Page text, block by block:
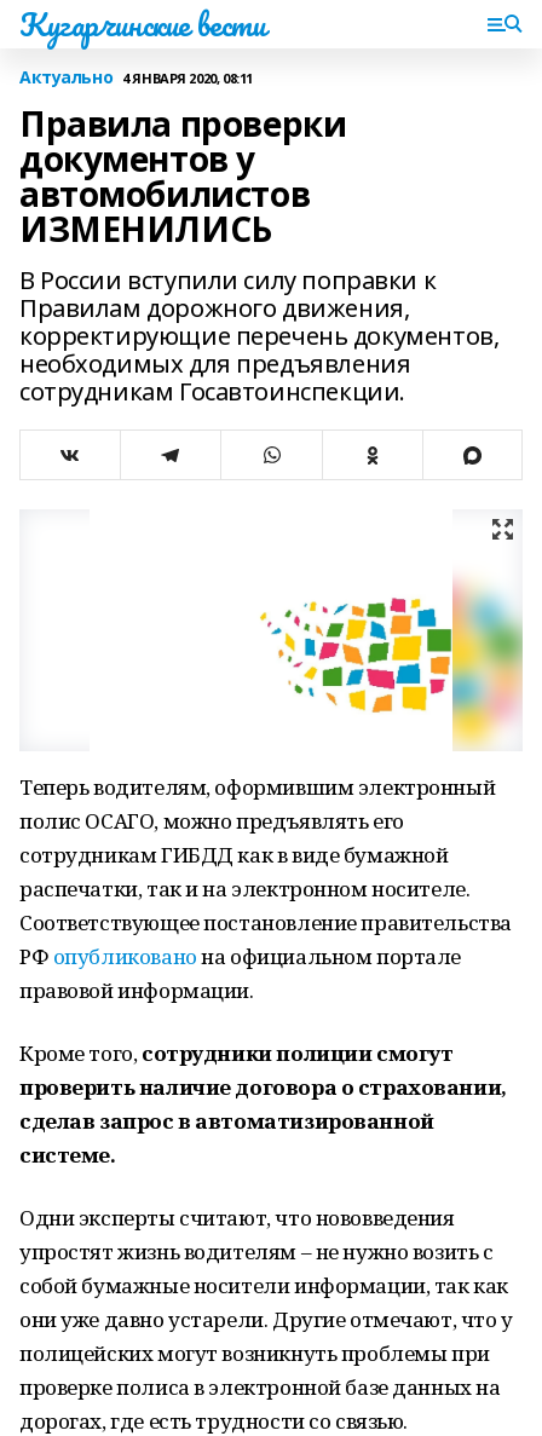
Кугарчинские вести
Актуально 4 ЯНВАРЯ 2020, 08:11
Правила проверки
документов у
автомобилистов
ИЗМЕНИЛИСЬ
В России вступили силу поправки к
Правилам дорожного движения,
корректирующие перечень документов,
необходимых для предъявления
сотрудникам Госавтоинспекции.
Теперь водителям, оформившим электронный
полис ОСАГО, можно предъявлять его
сотрудникам ГИБДД как в виде бумажной
распечатки, так и на электронном носителе.
Соответствующее постановление правительства
РФ опубликованона официальном портале
правовой информации.
Кроме того,сотрудники полиции смогут
проверить наличие договора о страховании,
сделав запрос в автоматизированной
системе.
Одни эксперты считают, что нововведения
упростят жизнь водителям – не нужно возить с
собой бумажные носители информации, так как
они уже давно устарели. Другие отмечают, что у
полицейских могут возникнуть проблемы при
проверке полиса в электронной базе данных на
дорогах, где есть трудности со связью.